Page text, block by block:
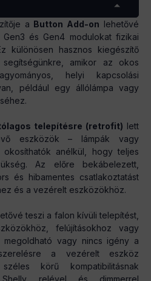
a Button Add-on lehetővé
és Gen4 modulokat fizikai
különösen hasznos kiegészítő
amikor az okos
helyi kapcsolási
például egy állólámpa vagy
telepítésre (retrofit) lett
eszközök – lámpák vagy
anélkül, hogy teljes
Az előre bekábelezett,
és hibamentes csatlakoztatást
és a vezérelt eszközökhöz.
teszi a falon kívüli telepítést,
felújításokhoz vagy
vagy nincs igény a
a vezérelt eszköz
körű kompatibilitásnak